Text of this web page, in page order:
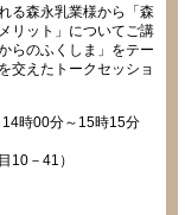
る森永乳業様から「森
リット」についてご講
らのふくしま」をテー
交えたトークセッショ
14時00分～15時15分
10－41）